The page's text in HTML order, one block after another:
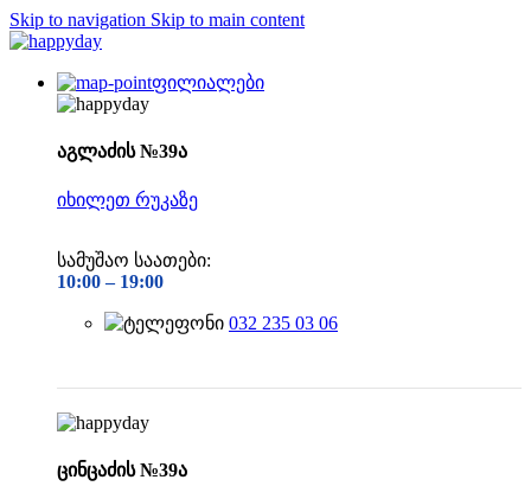
Skip to navigation Skip to main content
ფილიალები
აგლაძის №39ა
იხილეთ რუკაზე
სამუშაო საათები:
10:00 – 19:00
032 235 03 06
ცინცაძის №39ა